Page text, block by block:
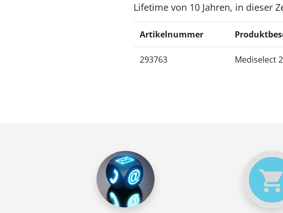
Lifetime von 10 Jahren, in dieser
Artikelnummer
293763 Mediselect